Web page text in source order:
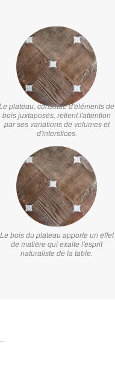
Le plateau, constitué d'éléments de
bois juxtaposés, retient l'attention
par ses variations de volumes et
d'interstices.
Le bois du plateau apporte un effet
de matière qui exalte l'esprit
naturaliste de la table.